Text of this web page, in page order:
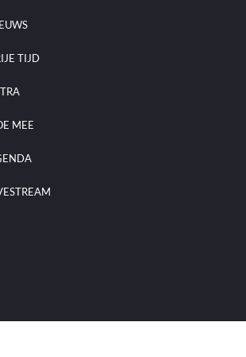
TIJD
MEE